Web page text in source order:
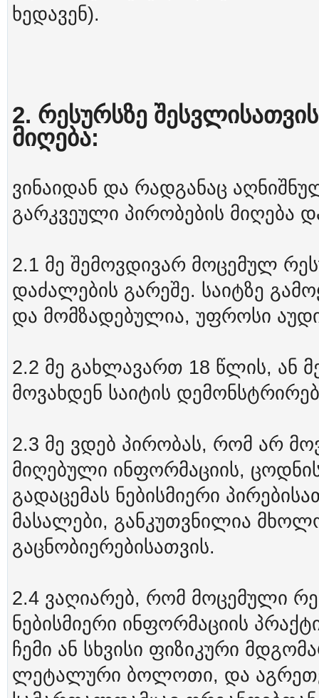
ხედავენ).
2. რესურსზე
მიღება:
ვინაიდან და რადგანაც
გარკვეული პირობების მიღება
2.1 მე შემოვდივარ მოცემულ
დაძალების გარეშე. საიტზე
და მომზადებულია, უფროსი
2.2 მე გახლავართ 18 წლის, ან
მოვახდენ საიტის
2.3 მე ვდებ პირობას, რომ არ
მიღებული ინფორმაციის,
გადაცემას ნებისმიერი
მასალები, განკუთვნილია
გაცნობიერებისათვის.
2.4 ვაღიარებ, რომ მოცემული
ნებისმიერი ინფორმაციის
ჩემი ან სხვისი ფიზიკური
ლეტალური ბოლოთი, და